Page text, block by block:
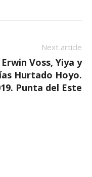
Next article
Erwin Voss, Yiya y
Hurtado Hoyo.
Punta del Este